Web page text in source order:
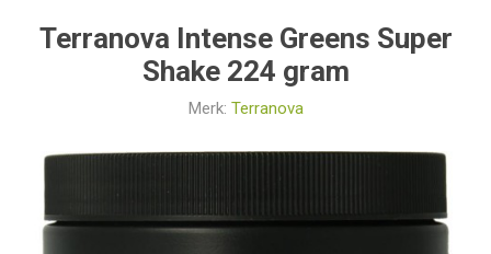
Terranova Intense Greens Super
Shake 224 gram
Merk: Terranova